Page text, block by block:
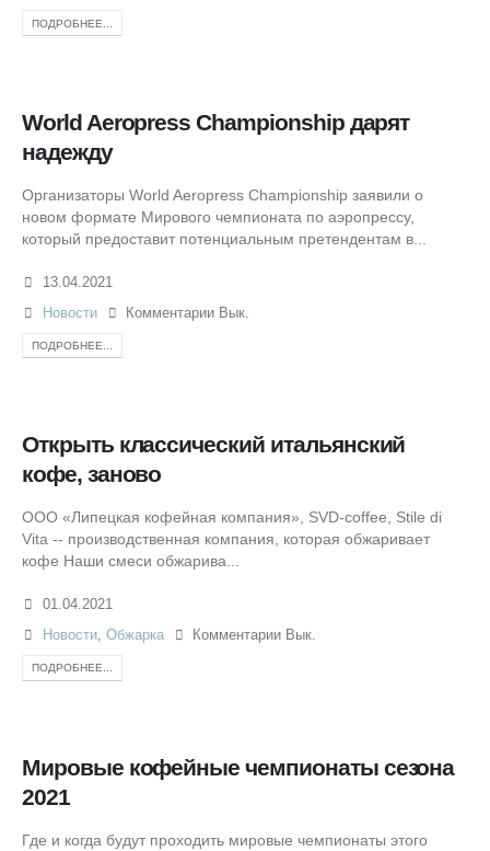
ПОДРОБНЕЕ...
World Aeropress Championship дарят
надежду
Организаторы World Aeropress Championship заявили о
новом формате Мирового чемпионата по аэропрессу,
который предоставит потенциальным претендентам в...
13.04.2021
Новости
Комментарии Вык.
ПОДРОБНЕЕ...
Открыть классический итальянский
кофе, заново
ООО «Липецкая кофейная компания», SVD-coffee, Stile di
Vita -- производственная компания, которая обжаривает
кофе Наши смеси обжарива...
01.04.2021
Новости, Обжарка Комментарии Вык.
ПОДРОБНЕЕ...
Мировые кофейные чемпионаты сезона
2021
Где и когда будут проходить мировые чемпионаты этого